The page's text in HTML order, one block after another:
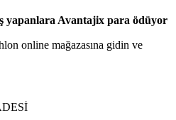
yapanlara Avantajix para ödüyor
online mağazasına gidin ve